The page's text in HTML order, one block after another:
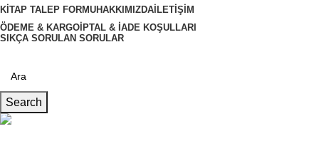
KITAP TALEP FORMUHAKKIMIZDA İLETIŞIM
ÖDEME & KARGO İPTAL & İADE KOŞULLARI
SIKÇA SORULAN SORULAR
Search